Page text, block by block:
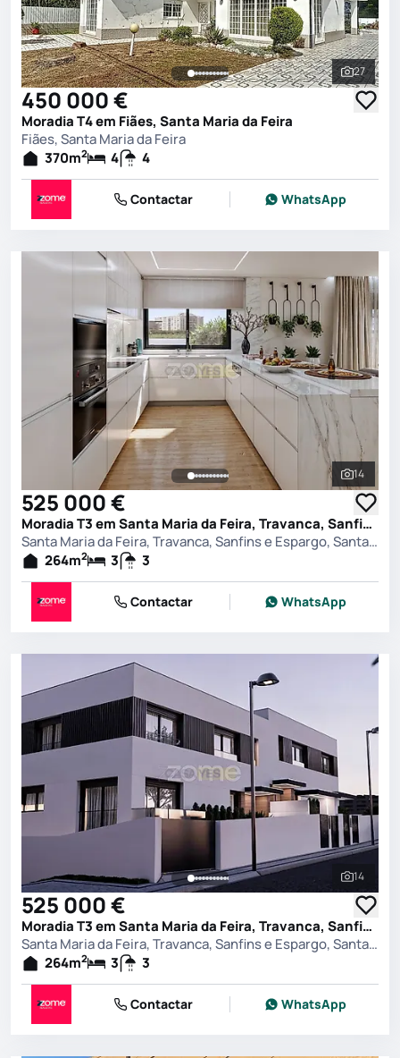
Ver
27
450 000 €
Moradia T4 em Fiães, Santa Maria da Feira
Fiães, Santa Maria da Feira
370m2 4 4
Contactar WhatsApp
Ver
14
525 000 €
Moradia T3 em Santa Maria da Feira, Travanca, Sanfins e Espargo, Santa Maria da Feira
Santa Maria da Feira, Travanca, Sanfins e Espargo, Santa Maria da Feira
264m2 3 3
Contactar WhatsApp
Ver
14
525 000 €
Moradia T3 em Santa Maria da Feira, Travanca, Sanfins e Espargo, Santa Maria da Feira
Santa Maria da Feira, Travanca, Sanfins e Espargo, Santa Maria da Feira
264m2 3 3
Contactar WhatsApp